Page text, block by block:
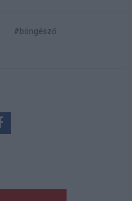
#böngésző